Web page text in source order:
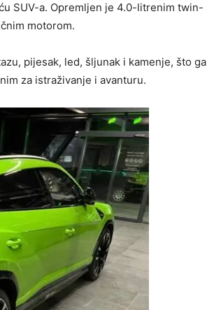
SUV-a. Opremljen je 4.0-litrenim twin-
motorom.
pijesak, led, šljunak i kamenje, što ga
za istraživanje i avanturu.